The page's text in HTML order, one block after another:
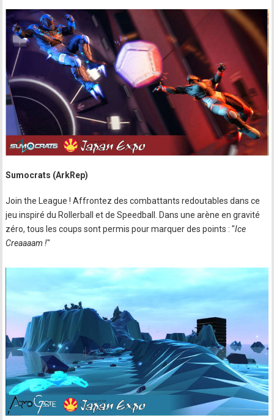
Sumocrats (ArkRep)
Join the League ! Affrontez des combattants redoutables dans ce
jeu inspiré du Rollerball et de Speedball. Dans une arène en gravité
zéro, tous les coups sont permis pour marquer des points : "Ice
Creaaaam !"